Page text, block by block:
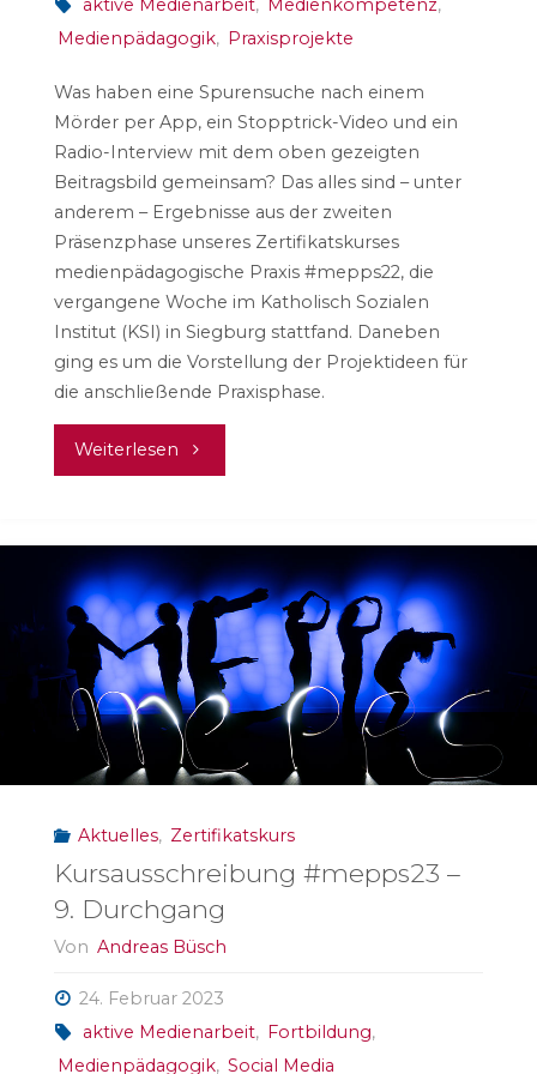
aktive Medienarbeit, Medienkompetenz,
Medienpädagogik, Praxisprojekte
Was haben eine Spurensuche nach einem
Mörder per App, ein Stopptrick-Video und ein
Radio-Interview mit dem oben gezeigten
Beitragsbild gemeinsam? Das alles sind – unter
anderem – Ergebnisse aus der zweiten
Präsenzphase unseres Zertifikatskurses
medienpädagogische Praxis #mepps22, die
vergangene Woche im Katholisch Sozialen
Institut (KSI) in Siegburg stattfand. Daneben
ging es um die Vorstellung der Projektideen für
die anschließende Praxisphase.
Weiterlesen "Unterwegs
Praxis:
Zweite
Präsenzphase
von
#mepps22"
Aktuelles, Zertifikatskurs
Kursausschreibung #mepps23 –
9. Durchgang
Von Andreas Büsch
24. Februar 2023
aktive Medienarbeit, Fortbildung,
Medienpädagogik, Social Media